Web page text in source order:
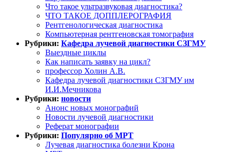
Что такое ультразвуковая диагностика?
ЧТО ТАКОЕ ДОППЛЕРОГРАФИЯ
Рентгенологическая диагностика
Компьютерная рентгеновская томография
Рубрики: Кафедра лучевой диагностики СЗГМУ
Выездные циклы
Как написать заявку на цикл?
профессор Холин А.В.
Кафедра лучевой диагностики СЗГМУ им
И.И.Мечникова
Рубрики: новости
Анонс новых монографий
Новости лучевой диагностики
Реферат монографии
Рубрики: Популярно об МРТ
Лучевая диагностика болезни Крона